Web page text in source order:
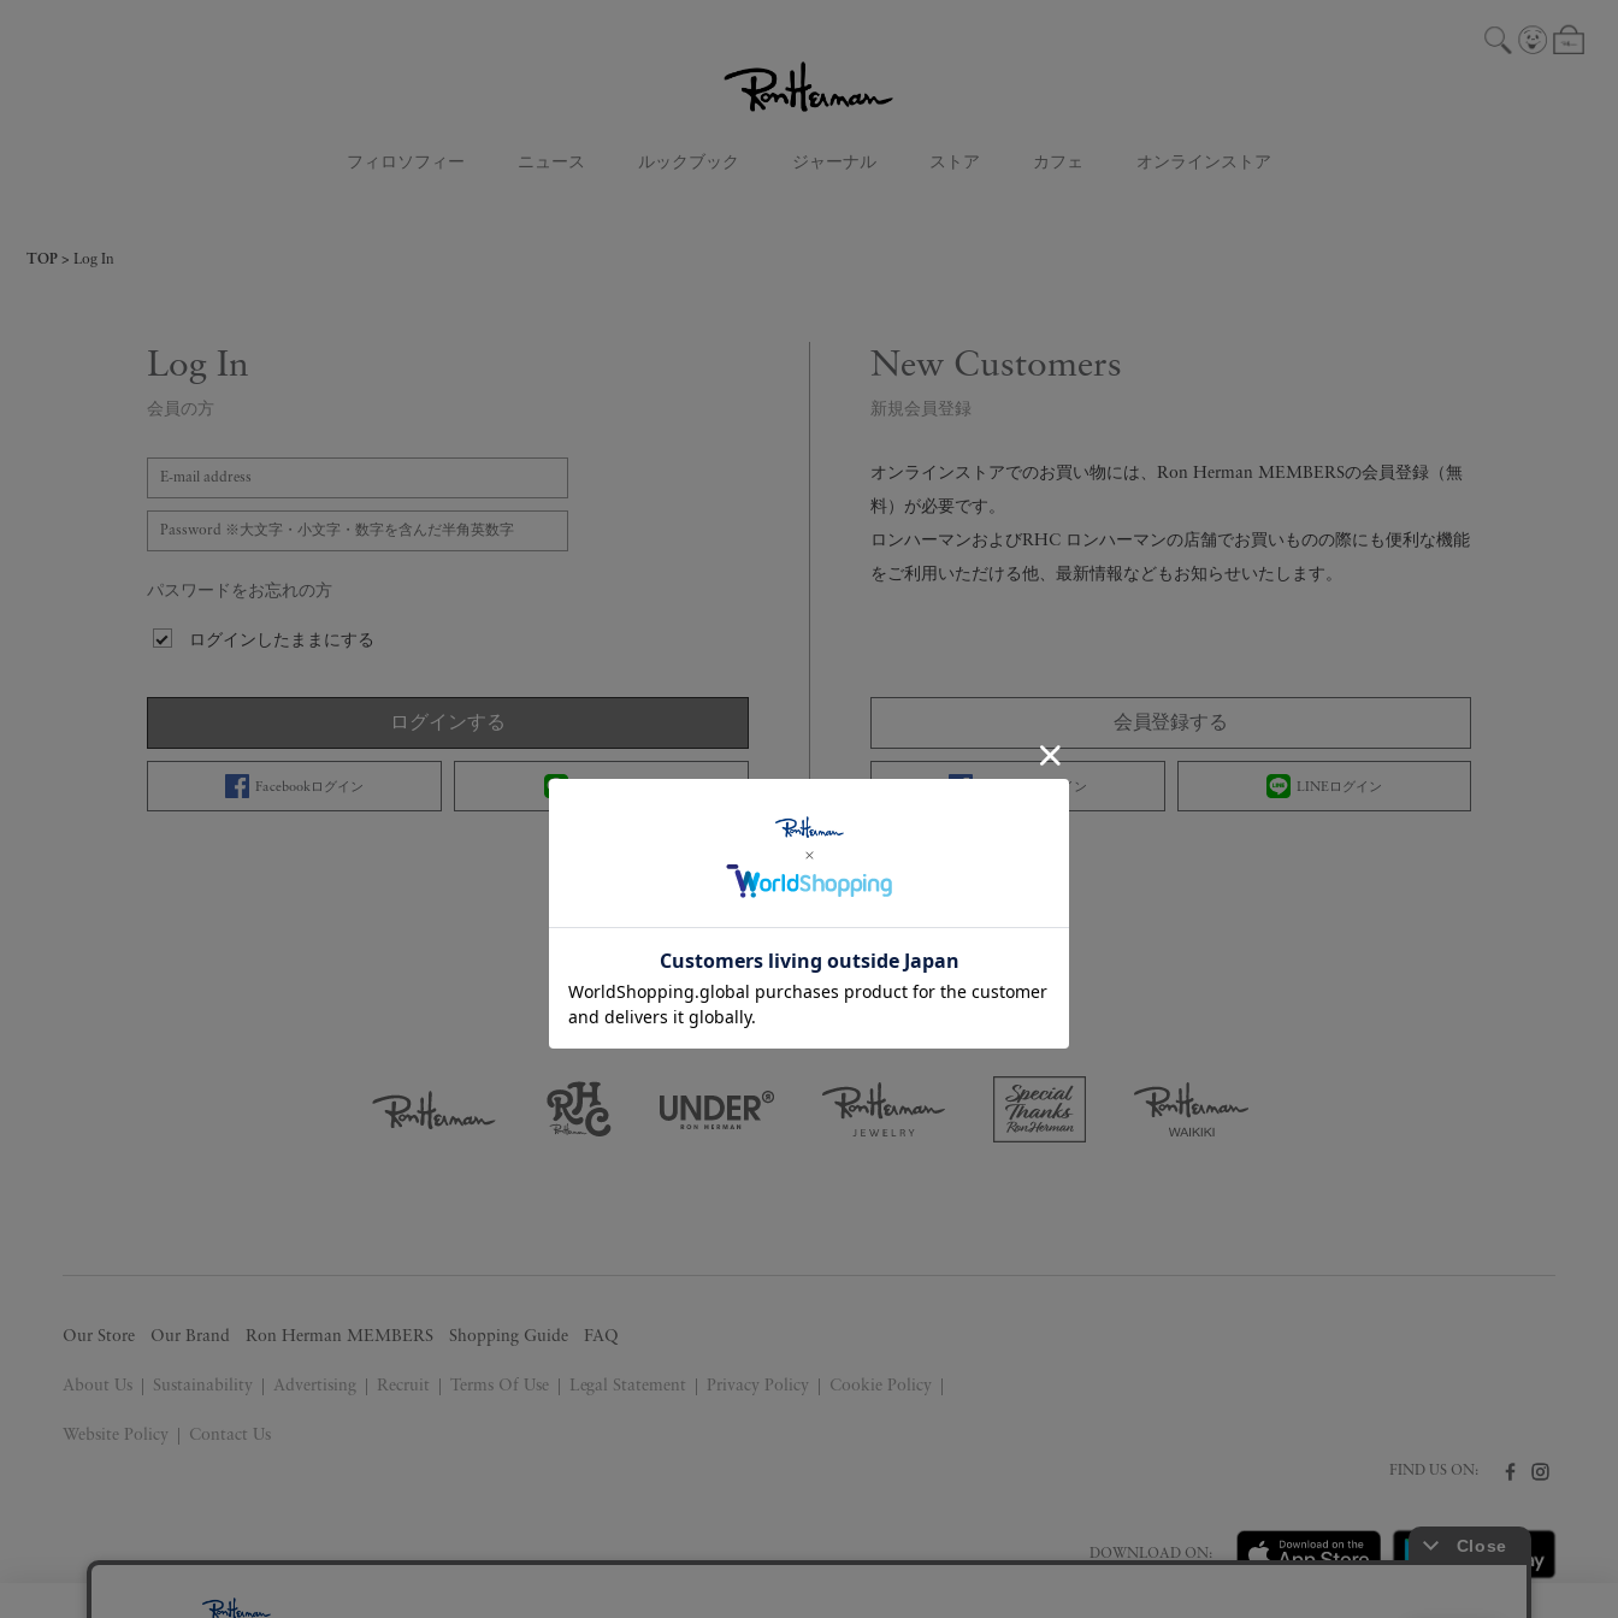
フィロソフィー ニュース ルックブック ジャーナル ストア カフェ オンラインストア
TOP Log In
Log In
会員の方
パスワードをお忘れの方
ログインしたままにする
ログインする
Facebookログイン
New Customers
新規会員登録
オンラインストアでのお買い物には、Ron Herman MEMBERSの会員登録（無
料）が必要です。
ロンハーマンおよびRHC ロンハーマンの店舗でお買いものの際にも便利な機能
をご利用いただける他、最新情報などもお知らせいたします。
会員登録する
Facebookログイン LINEログイン
Our Store Our Brand Ron Herman MEMBERS Shopping Guide FAQ
About Us Sustainability Advertising Recruit Terms Of Use Legal Statement Privacy Policy Cookie Policy
Website Policy Contact Us
FIND US ON:
DOWNLOAD ON: